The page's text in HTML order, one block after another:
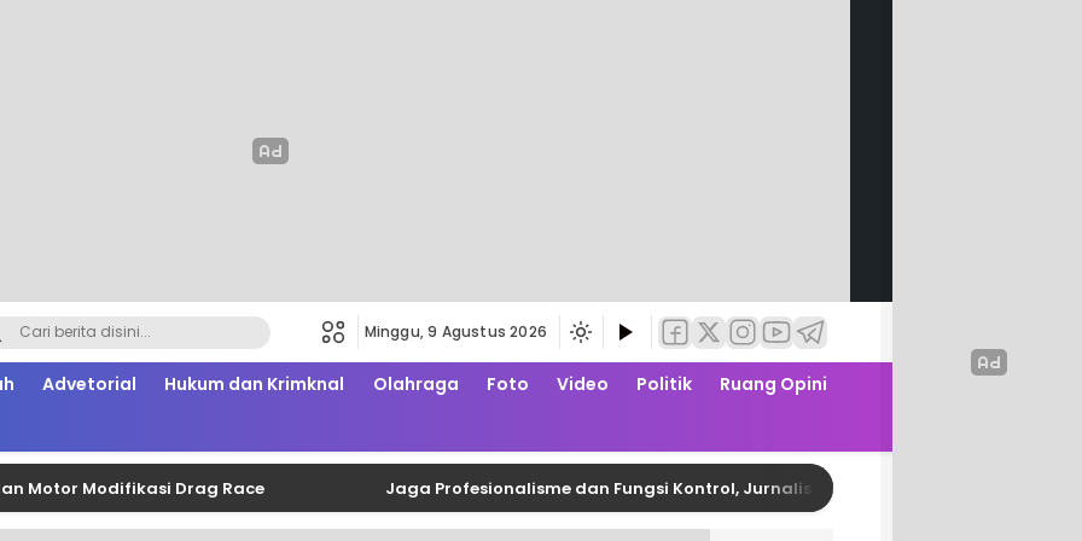
Minggu, 9 Agustus 2026
Advetorial Hukum dan Krimknal Olahraga Foto Video Politik
Ruang Opini
Modifikasi Drag Race Jaga Profesionalisme dan Fungsi Kontrol, Jurnalis Polman Gelar Media Gathering